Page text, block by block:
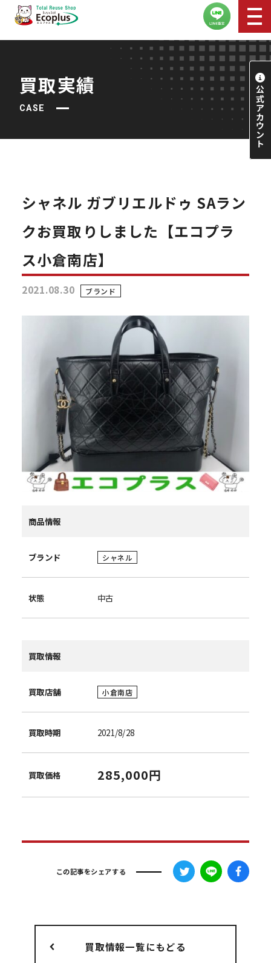
買取実績
CASE
シャネル ガブリエルドゥ SAラン
クお買取りしました【エコプラ
ス小倉南店】
2021.08.30 ブランド
商品情報
ブランド シャネル
状態 中古
買取情報
買取店舗 小倉南店
買取時期 2021/8/28
買取価格 285,000円
この記事をシェアする
買取情報一覧にもどる